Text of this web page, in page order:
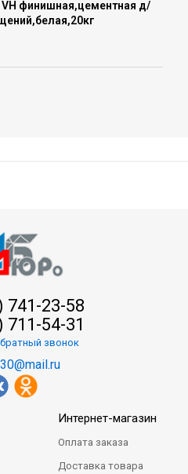
финишная,цементная д/
741-23-58
711-54-31
звонок
Интернет-магазин
Оплата заказа
Доставка товара